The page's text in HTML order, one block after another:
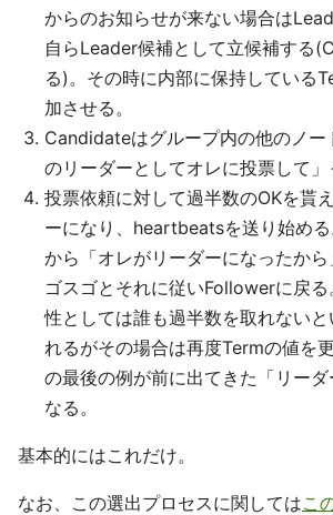
からのお知らせが来ない場合は
自らLeader候補として立候補する
る)。その時に内部に保持している
加させる。
Candidateはグループ内の他のノー
のリーダーとしてオレに投票して」
投票依頼に対して過半数のOKを貰
ーになり、heartbeatsを送り始め
から「オレがリーダーになったか
ゴスゴとそれに従いFollowerに戻
性としては誰も過半数を取れない
れるがその場合は再度Termの値を
の最後の例が前に出てきた「リー
なる。
基本的にはこれだけ。
なお、この選出プロセスに関してはこ